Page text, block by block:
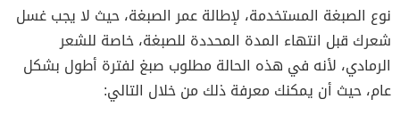
نوع الصبغة المستخدمة، لإطالة عمر الصبغة، حيث لا يجب غسل
شعرك قبل انتهاء المدة المحددة للصبغة، خاصة للشعر
الرمادي، لأنه في هذه الحالة مطلوب صبغ لفترة أطول بشكل
عام، حيث أن يمكنك معرفة ذلك من خلال التالي: